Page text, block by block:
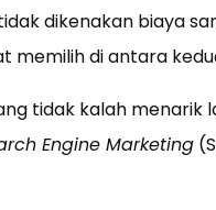
dikenakan biaya
memilih di antara
tidak kalah menarik
Engine Marketing